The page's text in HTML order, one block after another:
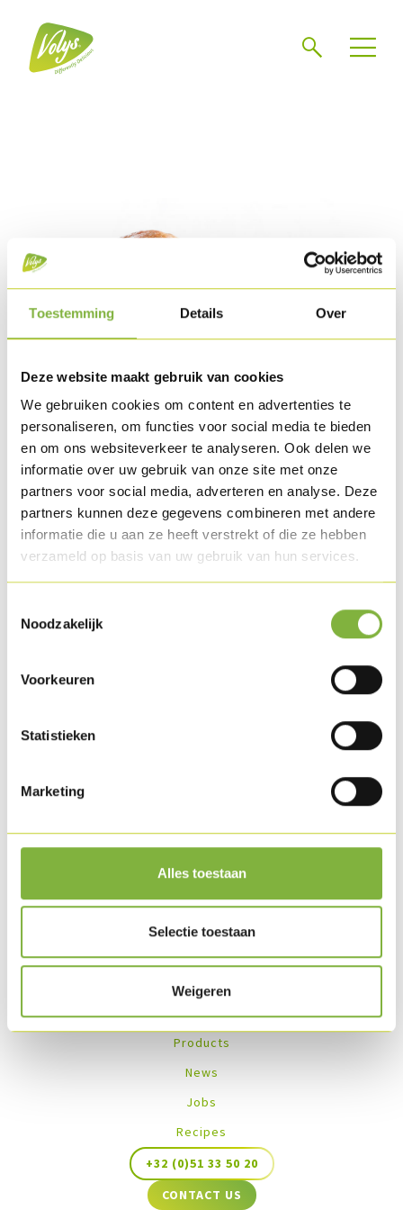
Toestemming Details Over
Deze website maakt gebruik van cookies
We gebruiken cookies om content en advertenties te
personaliseren, om functies voor social media te bieden
en om ons websiteverkeer te analyseren. Ook delen we
informatie over uw gebruik van onze site met onze
partners voor social media, adverteren en analyse. Deze
partners kunnen deze gegevens combineren met andere
informatie die u aan ze heeft verstrekt of die ze hebben
verzameld op basis van uw gebruik van hun services.
Noodzakelijk
Voorkeuren
Statistieken
Marketing
Alles toestaan
Selectie toestaan
Weigeren
Turkey thigh with parsley
Reference: 223
Description
Turkey thigh, flavoured with parsley, garlic and fine herbs.
Available as well chilled as chilled extended shelflife.
Recipes with this product
No recipes found
Products
News
Jobs
Recipes
+32 (0)51 33 50 20
CONTACT US